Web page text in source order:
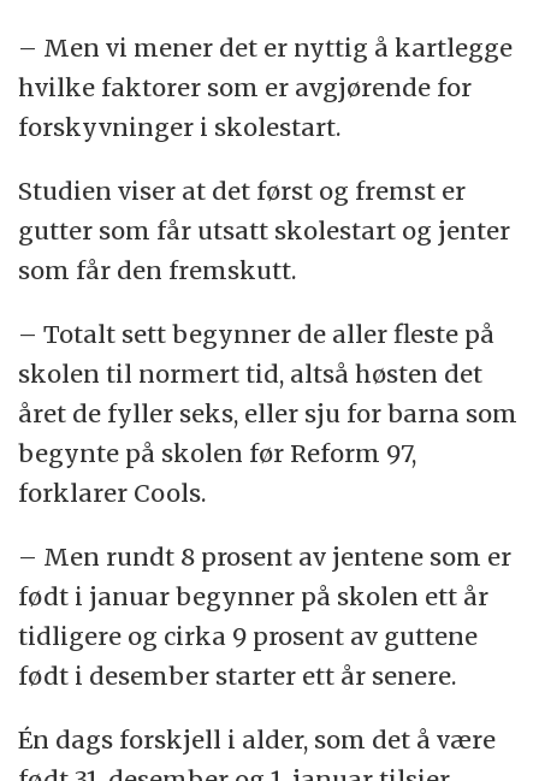
– Men vi mener det er nyttig å kartlegge
hvilke faktorer som er avgjørende for
forskyvninger i skolestart.
Studien viser at det først og fremst er
gutter som får utsatt skolestart og jenter
som får den fremskutt.
– Totalt sett begynner de aller fleste på
skolen til normert tid, altså høsten det
året de fyller seks, eller sju for barna som
begynte på skolen før Reform 97,
forklarer Cools.
– Men rundt 8 prosent av jentene som er
født i januar begynner på skolen ett år
tidligere og cirka 9 prosent av guttene
født i desember starter ett år senere.
Én dags forskjell i alder, som det å være